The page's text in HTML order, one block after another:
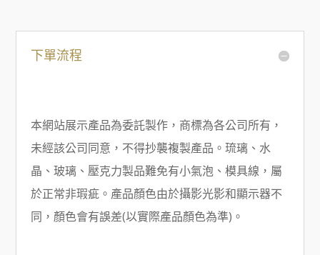
下單流程
本網站展示產品為委託製作，商標為各公司所有，
未經該公司同意，不得抄襲複製產品。琉璃、水
晶、玻璃、壓克力製品難免有小氣泡、模具線，屬
於正常非瑕疵。產品顏色由於攝影光影和顯示器不
同，顏色會有誤差(以實際產品顏色為準)。